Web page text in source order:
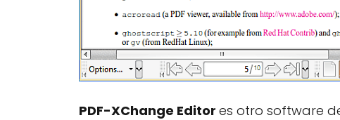
PDF-XChange Editor es otro software